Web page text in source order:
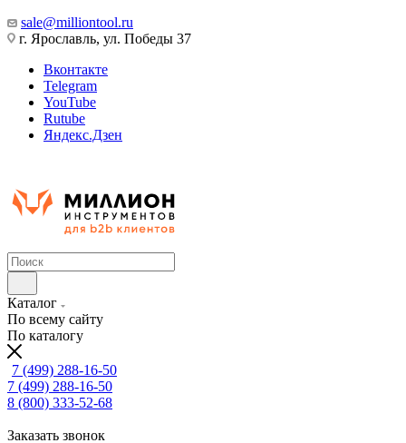
sale@milliontool.ru
г. Ярославль, ул. Победы 37
Вконтакте
Telegram
YouTube
Rutube
Яндекс.Дзен
Каталог
По всему сайту
По каталогу
7 (499) 288-16-50
7 (499) 288-16-50
8 (800) 333-52-68
Заказать звонок